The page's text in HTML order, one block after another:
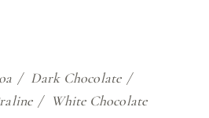
Dark Chocolate
White Chocolate